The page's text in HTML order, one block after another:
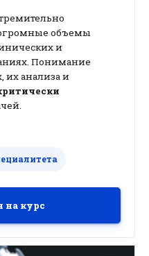
огромные объемы
и
Понимание
их анализа и
на курс